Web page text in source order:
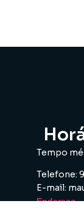
Tempo
Telefone:
E-mail:
Endereço